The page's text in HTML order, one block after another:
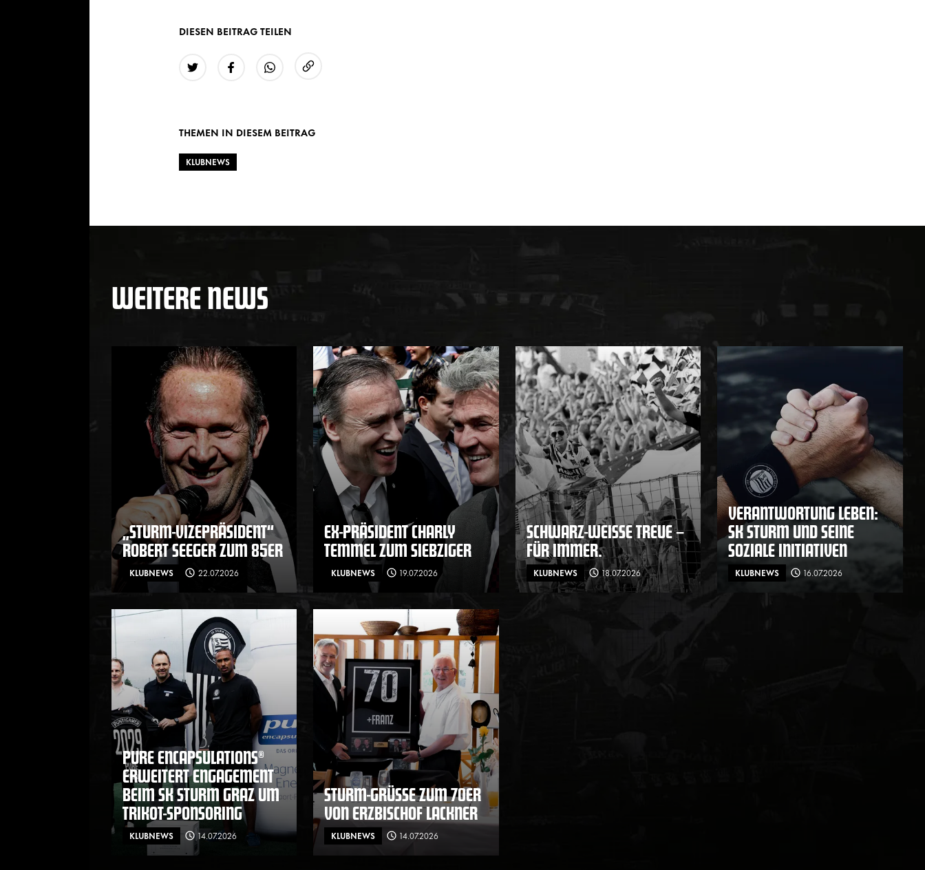
DIESEN BEITRAG TEILEN
THEMEN IN DIESEM BEITRAG
KLUBNEWS
WEITERE NEWS
„STURM-VIZEPRÄSIDENT“
ROBERT SEEGER ZUM 85ER
KLUBNEWS 22.07.2026
EX-PRÄSIDENT CHARLY
TEMMEL ZUM SIEBZIGER
KLUBNEWS 19.07.2026
SCHWARZ-WEISSE TREUE – F
ÜR IMMER.
KLUBNEWS 18.07.2026
VERANTWORTUNG LEBEN:
SK STURM UND SEINE
SOZIALE INITIATIVEN
KLUBNEWS 16.07.2026
PURE ENCAPSULATIONS®
ERWEITERT ENGAGEMENT
BEIM SK STURM GRAZ UM
TRIKOT-SPONSORING
KLUBNEWS 14.07.2026
STURM-GRÜSSE ZUM 70ER V
ON ERZBISCHOF LACKNER
KLUBNEWS 14.07.2026